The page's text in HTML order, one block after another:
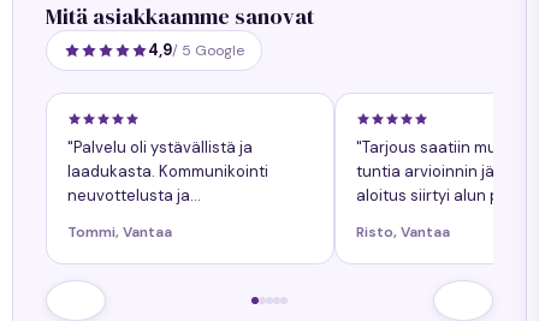
Mitä asiakkaamme sanovat
4,9/ 5 Google
"Palvelu oli ystävällistä ja
laadukasta. Kommunikointi
neuvottelusta ja
Kaikkiin kysymyksiin tuli
nopeasti vastaukset. Työn
lopputulos oli onnistunut."
Tommi, Vantaa
"Tarjous saatiin
tuntia arvioinnin
aloitus siirtyi alun perin
siitä oli ollut etukäteen
tiedossa."
Risto, Vantaa